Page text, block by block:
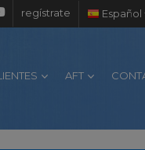
regístrate Español
AFT